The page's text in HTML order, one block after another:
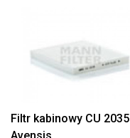
Filtr kabinowy CU 2035